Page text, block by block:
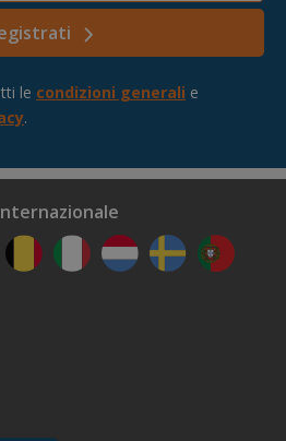
le condizioni generali e
.